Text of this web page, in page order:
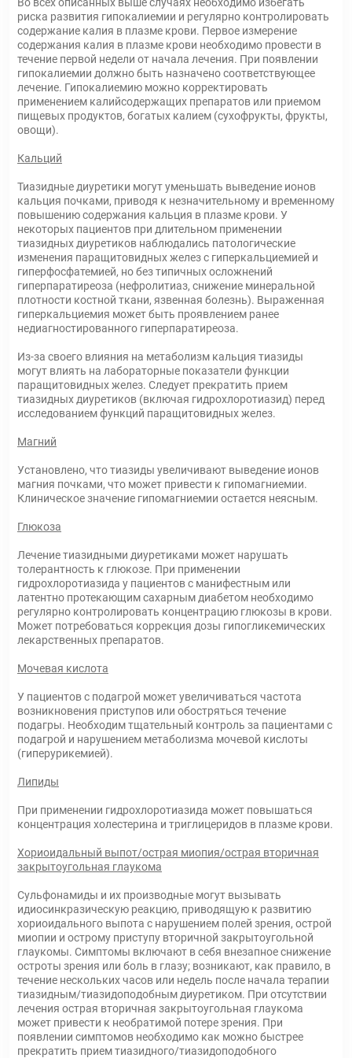
риска развития гипокалиемии и регулярно контролировать
содержание калия в плазме крови. Первое измерение
содержания калия в плазме крови необходимо провести в
течение первой недели от начала лечения. При появлении
гипокалиемии должно быть назначено соответствующее
лечение. Гипокалиемию можно корректировать
применением калийсодержащих препаратов или приемом
пищевых продуктов, богатых калием (сухофрукты, фрукты,
овощи).
Кальций
Тиазидные диуретики могут уменьшать выведение ионов
кальция почками, приводя к незначительному и временному
повышению содержания кальция в плазме крови. У
некоторых пациентов при длительном применении
тиазидных диуретиков наблюдались патологические
изменения паращитовидных желез с гиперкальциемией и
гиперфосфатемией, но без типичных осложнений
гиперпаратиреоза (нефролитиаз, снижение минеральной
плотности костной ткани, язвенная болезнь). Выраженная
гиперкальциемия может быть проявлением ранее
недиагностированного гиперпаратиреоза.
Из-за своего влияния на метаболизм кальция тиазиды
могут влиять на лабораторные показатели функции
паращитовидных желез. Следует прекратить прием
тиазидных диуретиков (включая гидрохлоротиазид) перед
исследованием функций паращитовидных желез.
Магний
Установлено, что тиазиды увеличивают выведение ионов
магния почками, что может привести к гипомагниемии.
Клиническое значение гипомагниемии остается неясным.
Глюкоза
Лечение тиазидными диуретиками может нарушать
толерантность к глюкозе. При применении
гидрохлоротиазида у пациентов с манифестным или
латентно протекающим сахарным диабетом необходимо
регулярно контролировать концентрацию глюкозы в крови.
Может потребоваться коррекция дозы гипогликемических
лекарственных препаратов.
Мочевая кислота
У пациентов с подагрой может увеличиваться частота
возникновения приступов или обостряться течение
подагры. Необходим тщательный контроль за пациентами с
подагрой и нарушением метаболизма мочевой кислоты
(гиперурикемией).
Липиды
При применении гидрохлоротиазида может повышаться
концентрация холестерина и триглицеридов в плазме крови.
Хориоидальный выпот/острая миопия/острая вторичная
закрытоугольная глаукома
Сульфонамиды и их производные могут вызывать
идиосинкразическую реакцию, приводящую к развитию
хориоидального выпота с нарушением полей зрения, острой
миопии и острому приступу вторичной закрытоугольной
глаукомы. Симптомы включают в себя внезапное снижение
остроты зрения или боль в глазу; возникают, как правило, в
течение нескольких часов или недель после начала терапии
тиазидным/тиазидоподобным диуретиком. При отсутствии
лечения острая вторичная закрытоугольная глаукома
может привести к необратимой потере зрения. При
появлении симптомов необходимо как можно быстрее
прекратить прием тиазидного/тиазидоподобного